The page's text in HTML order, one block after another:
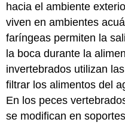
hacia el ambiente
viven en ambientes
faríngeas permiten la
la boca durante la
invertebrados utilizan
filtrar los alimentos del
En los peces
se modifican en